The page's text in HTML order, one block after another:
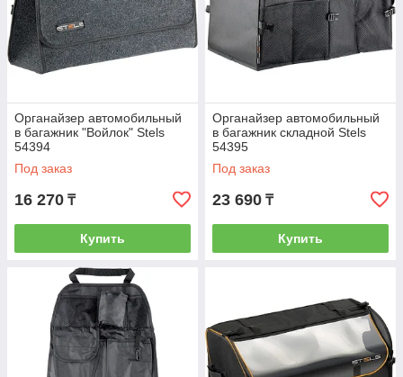
Органайзер автомобильный
в багажник "Войлок" Stels
54394
Под заказ
16 270 ₸
Купить
Органайзер автомобильный
в багажник складной Stels
54395
Под заказ
23 690 ₸
Купить